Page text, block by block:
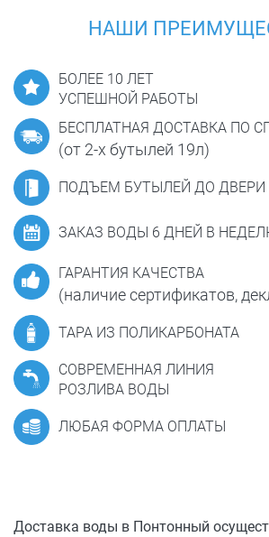
НАШИ
БОЛЕЕ 10 ЛЕТ
УСПЕШНОЙ РАБОТЫ
БЕСПЛАТНАЯ ДОСТАВКА ПО
(от 2-х бутылей 19л)
ПОДЪЕМ БУТЫЛЕЙ ДО ДВЕРИ
ЗАКАЗ ВОДЫ 6 ДНЕЙ В
ГАРАНТИЯ КАЧЕСТВА
(наличие сертификатов,
ТАРА ИЗ ПОЛИКАРБОНАТА
СОВРЕМЕННАЯ ЛИНИЯ
РОЗЛИВА ВОДЫ
ЛЮБАЯ ФОРМА ОПЛАТЫ
Доставка воды в Понтонный